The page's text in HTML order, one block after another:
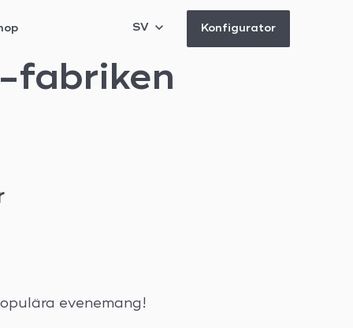
SV Konfigurator
fabriken
evenemang!